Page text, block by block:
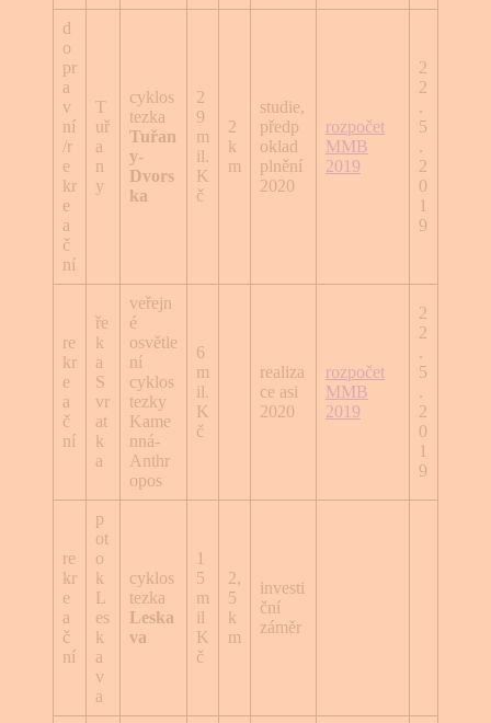
d
o
pr
a
v
ní
/r
e
kr
e
a
č
ní
T
uř
a
n
y
cyklos
tezka
Tuřan
y-
Dvors
ka
2
9
m
il.
K
č
2
k
m
studie,
předp
oklad
plnění
2020
rozpočet
MMB
2019
2
2
.
5
.
2
0
1
9
re
kr
e
a
č
ní
ře
k
a
S
vr
at
k
a
veřejn
é
osvětle
ní
cyklos
tezky
Kame
nná-
Anthr
opos
6
m
il.
K
č
realiza
ce asi
2020
rozpočet
MMB
2019
2
2
.
5
.
2
0
1
9
re
kr
e
a
č
ní
p
ot
o
k
L
es
k
a
v
a
cyklos
tezka
Leska
va
1
5
m
il
K
č
2,
5
k
m
investi
ční
záměr